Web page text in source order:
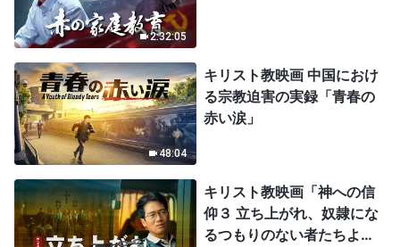
2:32:05
48:04
キリスト教映画 中国におけ
る宗教迫害の実録「青春の
赤い涙」
キリスト教映画「神への信
仰３ 立ち上がれ、奴隷にな
るつもりのない者たちよ」